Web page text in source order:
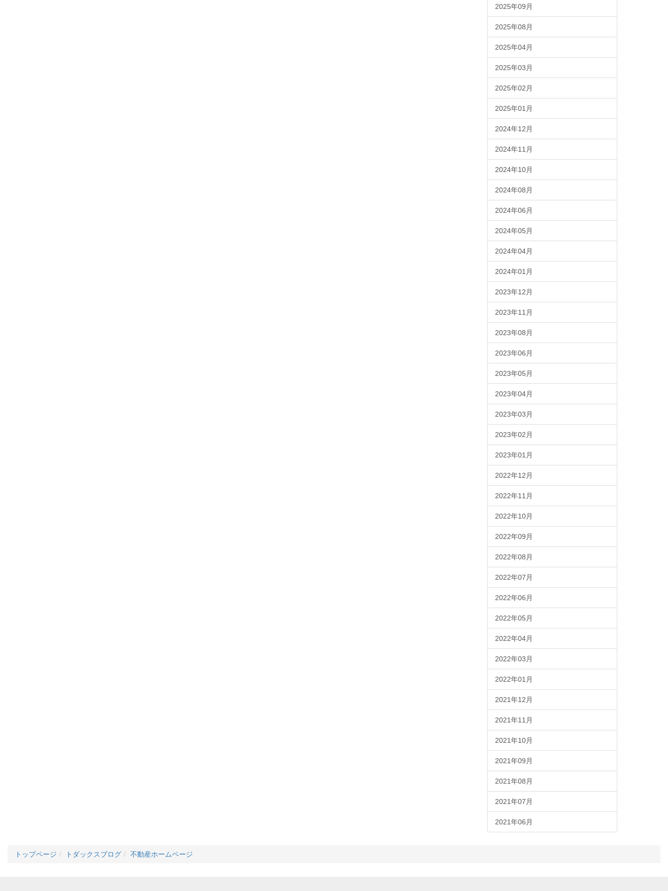
2025年09月
2025年08月
2025年04月
2025年03月
2025年02月
2025年01月
2024年12月
2024年11月
2024年10月
2024年08月
2024年06月
2024年05月
2024年04月
2024年01月
2023年12月
2023年11月
2023年08月
2023年06月
2023年05月
2023年04月
2023年03月
2023年02月
2023年01月
2022年12月
2022年11月
2022年10月
2022年09月
2022年08月
2022年07月
2022年06月
2022年05月
2022年04月
2022年03月
2022年01月
2021年12月
2021年11月
2021年10月
2021年09月
2021年08月
2021年07月
2021年06月
トップページ トダックスブログ 不動産ホームページ